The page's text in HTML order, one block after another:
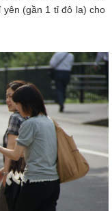
yên (gần 1 tỉ đô la) cho